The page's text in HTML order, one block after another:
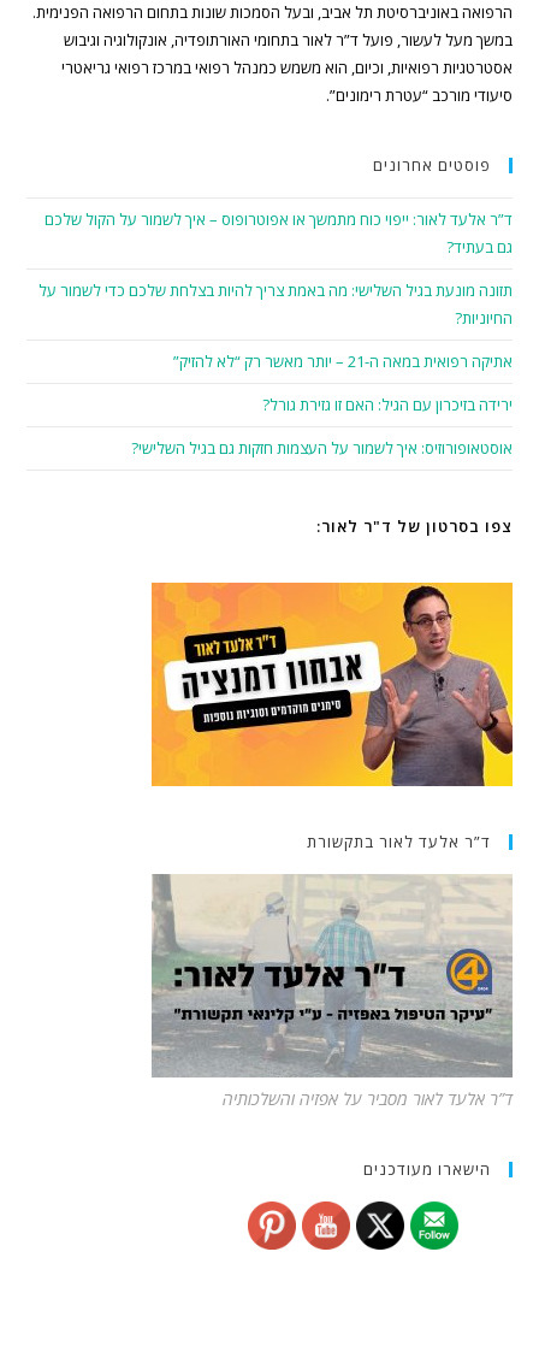
הרפואה באוניברסיטת תל אביב, ובעל הסמכות שונות בתחום הרפואה הפנימית.
במשך מעל לעשור, פועל ד”ר לאור בתחומי האורתופדיה, אונקולוגיה וגיבוש
אסטרטגיות רפואיות, וכיום, הוא משמש כמנהל רפואי במרכז רפואי גריאטרי
סיעודי מורכב “עטרת רימונים”.
פוסטים אחרונים
ד”ר אלעד לאור: ייפוי כוח מתמשך או אפוטרופוס – איך לשמור על הקול שלכם
גם בעתיד?
תזונה מונעת בגיל השלישי: מה באמת צריך להיות בצלחת שלכם כדי לשמור על
החיוניות?
אתיקה רפואית במאה ה-21 – יותר מאשר רק “לא להזיק”
ירידה בזיכרון עם הגיל: האם זו גזירת גורל?
אוסטאופורוזיס: איך לשמור על העצמות חזקות גם בגיל השלישי?
צפו בסרטון של ד"ר לאור:
ד”ר אלעד לאור בתקשורת
ד”ר אלעד לאור מסביר על אפזיה והשלכותיה
הישארו מעודכנים